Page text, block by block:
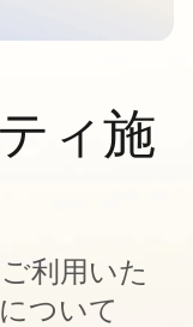
ィ施
利用いた
ついて